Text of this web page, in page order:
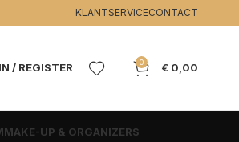
KLANTSERVICECONTACT
/ REGISTER 0 € 0,00
MAKE-UP & ORGANIZERS